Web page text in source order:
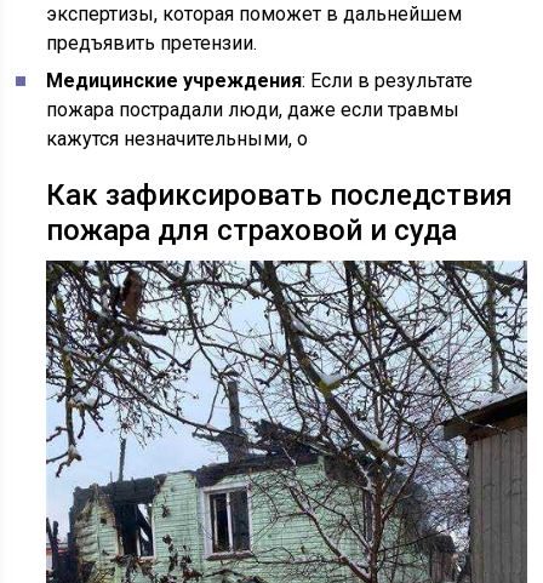
экспертизы, которая поможет в дальнейшем
предъявить претензии.
Медицинские учреждения: Если в результате
пожара пострадали люди, даже если травмы
кажутся незначительными, о
Как зафиксировать последствия
пожара для страховой и суда